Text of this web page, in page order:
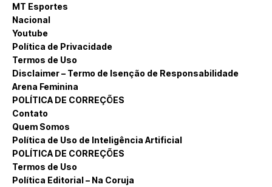
MT Esportes
Nacional
Youtube
Política de Privacidade
Termos de Uso
Disclaimer – Termo de Isenção de Responsabilidade
Arena Feminina
POLÍTICA DE CORREÇÕES
Contato
Quem Somos
Política de Uso de Inteligência Artificial
POLÍTICA DE CORREÇÕES
Termos de Uso
Política Editorial – Na Coruja